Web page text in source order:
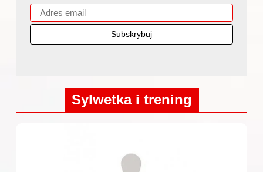
Sylwetka i trening